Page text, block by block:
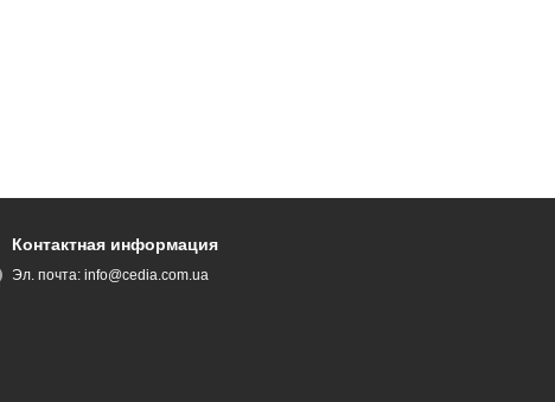
Контактная информация
Эл. почта:info@cedia.com.ua